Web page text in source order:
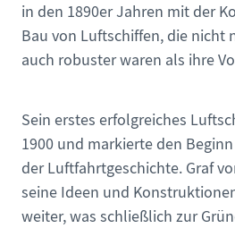
in den 1890er Jahren mit der
Bau von Luftschiffen, die nicht
auch robuster waren als ihre
Sein erstes erfolgreiches
1900 und markierte den
der Luftfahrtgeschichte. Graf
seine Ideen und
weiter, was schließlich zur